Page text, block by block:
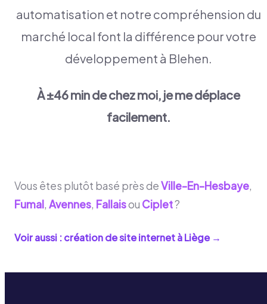
automatisation et notre compréhension du
marché local font la différence pour votre
développement à Blehen.
À ±46 min de chez moi, je me déplace
facilement.
Vous êtes plutôt basé près deVille-En-Hesbaye,
Fumal, Avennes, Fallaisou Ciplet?
Voir aussi : création de site internet àLiège→